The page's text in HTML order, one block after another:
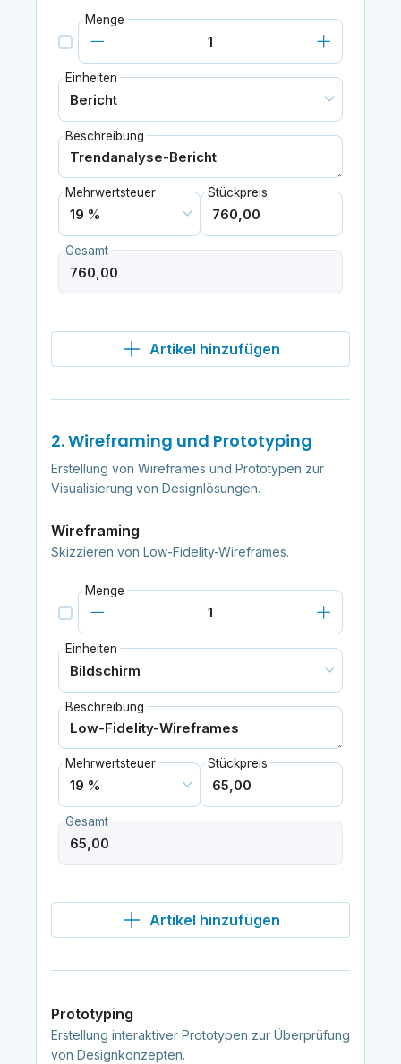
Menge
Einheiten
Beschreibung
Mehrwertsteuer Stückpreis
Gesamt
Artikel hinzufügen
2. Wireframing und Prototyping
Erstellung von Wireframes und Prototypen zur
Visualisierung von Designlösungen.
Wireframing
Skizzieren von Low-Fidelity-Wireframes.
Menge
Einheiten
Beschreibung
Mehrwertsteuer Stückpreis
Gesamt
Artikel hinzufügen
Prototyping
Erstellung interaktiver Prototypen zur Überprüfung
von Designkonzepten.